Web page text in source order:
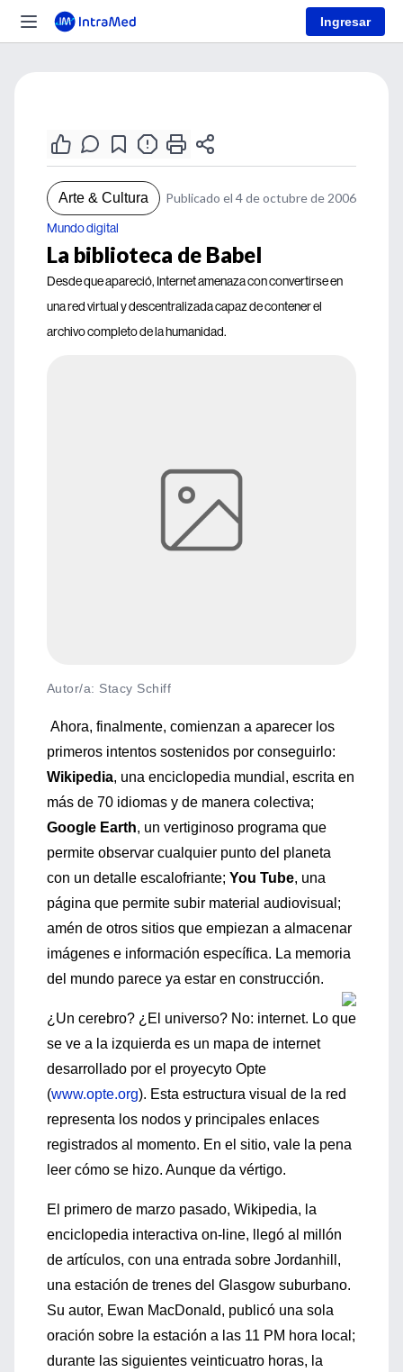
Ingresar
Arte & Cultura Publicado el 4 de octubre de 2006
Mundo digital
La biblioteca de Babel
Desde que apareció, Internet amenaza con convertirse en
una red virtual y descentralizada capaz de contener el
archivo completo de la humanidad.
Autor/a: Stacy Schiff
Ahora, finalmente, comienzan a aparecer los
primeros intentos sostenidos por conseguirlo:
Wikipedia, una enciclopedia mundial, escrita en
más de 70 idiomas y de manera colectiva;
Google Earth, un vertiginoso programa que
permite observar cualquier punto del planeta
con un detalle escalofriante; You Tube, una
página que permite subir material audiovisual;
amén de otros sitios que empiezan a almacenar
imágenes e información específica. La memoria
del mundo parece ya estar en construcción.
¿Un cerebro? ¿El universo? No: internet. Lo que
se ve a la izquierda es un mapa de internet
desarrollado por el proyecyto Opte
(www.opte.org). Esta estructura visual de la red
representa los nodos y principales enlaces
registrados al momento. En el sitio, vale la pena
leer cómo se hizo. Aunque da vértigo.
El primero de marzo pasado, Wikipedia, la
enciclopedia interactiva on-line, llegó al millón
de artículos, con una entrada sobre Jordanhill,
una estación de trenes del Glasgow suburbano.
Su autor, Ewan MacDonald, publicó una sola
oración sobre la estación a las 11 PM hora local;
durante las siguientes veinticuatro horas, la